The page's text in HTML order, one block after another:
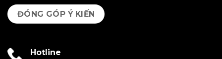
ĐÓNG GÓP Ý KIẾN
Hotline